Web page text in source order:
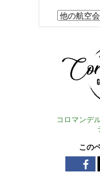
コロマンデ
この